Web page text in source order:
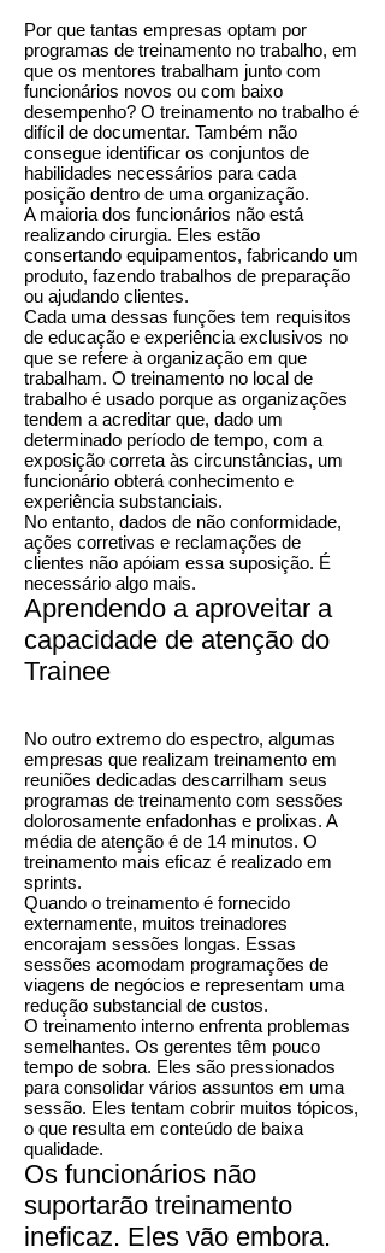
Por que tantas empresas optam por
programas de treinamento no trabalho, em
que os mentores trabalham junto com
funcionários novos ou com baixo
desempenho? O treinamento no trabalho é
difícil de documentar. Também não
consegue identificar os conjuntos de
habilidades necessários para cada
posição dentro de uma organização.
A maioria dos funcionários não está
realizando cirurgia. Eles estão
consertando equipamentos, fabricando um
produto, fazendo trabalhos de preparação
ou ajudando clientes.
Cada uma dessas funções tem requisitos
de educação e experiência exclusivos no
que se refere à organização em que
trabalham. O treinamento no local de
trabalho é usado porque as organizações
tendem a acreditar que, dado um
determinado período de tempo, com a
exposição correta às circunstâncias, um
funcionário obterá conhecimento e
experiência substanciais.
No entanto, dados de não conformidade,
ações corretivas e reclamações de
clientes não apóiam essa suposição. É
necessário algo mais.
Aprendendo a aproveitar a
capacidade de atenção do
Trainee
No outro extremo do espectro, algumas
empresas que realizam treinamento em
reuniões dedicadas descarrilham seus
programas de treinamento com sessões
dolorosamente enfadonhas e prolixas. A
média de atenção é de 14 minutos. O
treinamento mais eficaz é realizado em
sprints.
Quando o treinamento é fornecido
externamente, muitos treinadores
encorajam sessões longas. Essas
sessões acomodam programações de
viagens de negócios e representam uma
redução substancial de custos.
O treinamento interno enfrenta problemas
semelhantes. Os gerentes têm pouco
tempo de sobra. Eles são pressionados
para consolidar vários assuntos em uma
sessão. Eles tentam cobrir muitos tópicos,
o que resulta em conteúdo de baixa
qualidade.
Os funcionários não
suportarão treinamento
ineficaz. Eles vão embora.